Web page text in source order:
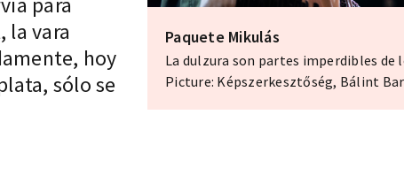
la vara
hoy
sólo se
Paquete Mikulás
La dulzura son partes imperdibles de
Picture: Képszerkesztőség, Bálint